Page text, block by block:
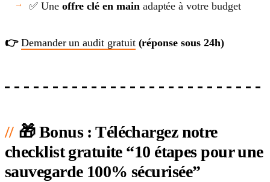
✅ Une offre clé en main adaptée à votre budget
👉 Demander un audit gratuit(réponse sous 24h)
🎁 Bonus : Téléchargez notre
checklist gratuite “10 étapes pour une
sauvegarde 100% sécurisée”